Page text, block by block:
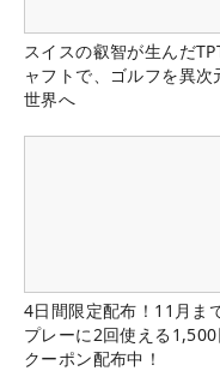
スイスの叡智が生んだ
ャフトで、ゴルフを異次
世界へ
4日間限定配布！11月ま
プレーに2回使える
クーポン配布中！